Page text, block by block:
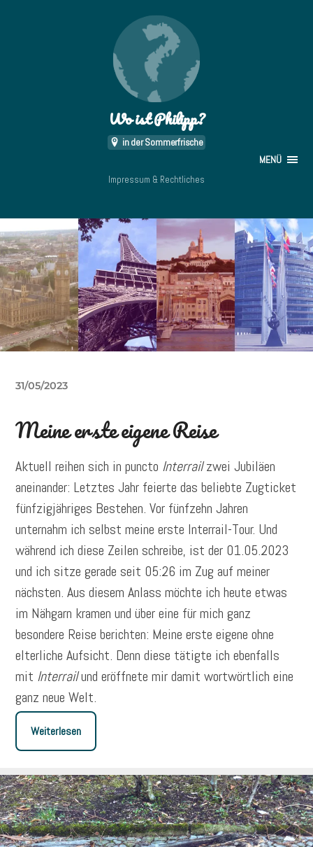
Wo ist Philipp?
in der Sommerfrische
MENÜ
Impressum & Rechtliches
31/05/2023
Meine erste eigene Reise
Aktuell reihen sich in puncto Interrailzwei Jubiläen
aneinander: Letztes Jahr feierte das beliebte Zugticket
fünfzigjähriges Bestehen. Vor fünfzehn Jahren
unternahm ich selbst meine erste Interrail-Tour. Und
während ich diese Zeilen schreibe, ist der 01.05.2023
und ich sitze gerade seit 05:26 im Zug auf meiner
nächsten. Aus diesem Anlass möchte ich heute etwas
im Nähgarn kramen und über eine für mich ganz
besondere Reise berichten: Meine erste eigene ohne
elterliche Aufsicht. Denn diese tätigte ich ebenfalls
mit Interrailund eröffnete mir damit wortwörtlich eine
ganz neue Welt.
Weiterlesen